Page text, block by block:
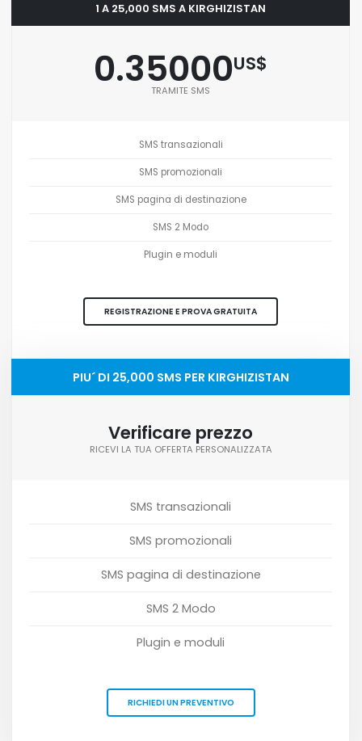
1 A 25,000 SMS A KIRGHIZISTAN
0.35000US$
TRAMITE SMS
SMS transazionali
SMS promozionali
SMS pagina di destinazione
SMS 2 Modo
Plugin e moduli
REGISTRAZIONE E PROVA GRATUITA
PIU´ DI 25,000 SMS PER KIRGHIZISTAN
Verificare prezzo
RICEVI LA TUA OFFERTA PERSONALIZZATA
SMS transazionali
SMS promozionali
SMS pagina di destinazione
SMS 2 Modo
Plugin e moduli
RICHIEDI UN PREVENTIVO